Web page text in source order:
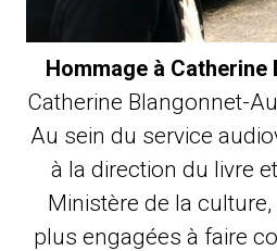
Hommage à
Catherine Blangonnet-
Au sein du service
à la direction du livre
Ministère de la culture,
plus engagées à faire